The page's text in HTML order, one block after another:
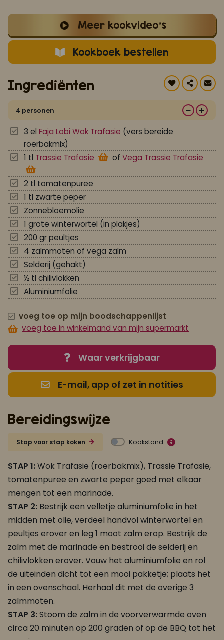
Meer kookvideo's
Kookboek bestellen
Ingrediënten
4 personen
3 el Faja Lobi Wok Trafasie (vers bereide
roerbakmix)
1 tl Trassie Trafasie of Vega Trassie Trafasie
2 tl tomatenpuree
1 tl zwarte peper
Zonnebloemolie
1 grote winterwortel (in plakjes)
200 gr peultjes
4 zalmmoten of vega zalm
Selderij (gehakt)
½ tl chilivlokken
Aluminiumfolie
voeg toe op mijn boodschappenlijst
voeg toe in winkelmand van mijn supermarkt
Waar verkrijgbaar
E-mail, app of zet in notities
Bereidingswijze
Stap voor stap koken Kookstand
STAP 1:Wok Trafasie (roerbakmix), Trassie Trafasie,
tomatenpuree en zwarte peper goed met elkaar
mengen tot een marinade.
STAP 2: Bestrijk een velletje aluminiumfolie in het
midden met olie, verdeel handvol winterwortel en
peultjes erover en leg 1 moot zalm erop. Bestrijk de
zalm met de marinade en bestrooi de selderij en
chilivlokken erover. Vouw het aluminiumfolie en rol
de uiteinden dicht tot een mooi pakketje; plaats het
in een ovenschaal. Herhaal dit met de overige 3
zalmmoten.
STAP 3:Stoom de zalm in de voorverwarmde oven
circa 20 minuten op 200 graden of op de BBQ tot het